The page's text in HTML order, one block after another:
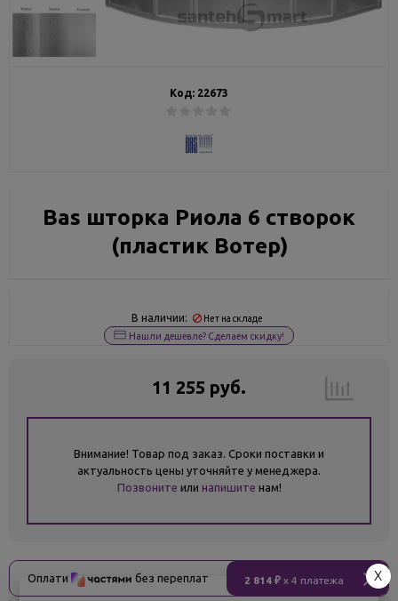
Код: 22673
Bas шторка Риола 6 створок
(пластик Вотер)
В наличии: Нет на складе
Нашли дешевле? Сделаем скидку!
11 255 руб.
Внимание! Товар под заказ. Сроки поставки и
актуальность цены уточняйте у менеджера.
Позвоните или напишите нам!
Оплати без переплат 2 814 ₽ x 4 платежа X